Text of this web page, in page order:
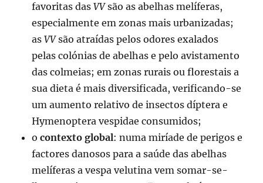
favoritas dasVVsão as abelhas melíferas,
especialmente em zonas mais urbanizadas;
asVVsão atraídas pelos odores exalados
pelas colónias de abelhas e pelo avistamento
das colmeias; em zonas rurais ou florestais a
sua dieta é mais diversificada, verificando-se
um aumento relativo de insectos díptera e
Hymenoptera vespidae consumidos;
ocontexto global: numa miríade de perigos e
factores danosos para a saúde das abelhas
melíferas a vespa velutina vem somar-se-